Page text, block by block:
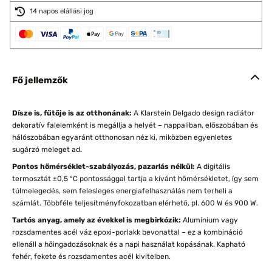
14 napos elállási jog
Fő jellemzők
Dísze is, fűtője is az otthonának: A Klarstein Delgado design radiátor
dekoratív falelemként is megállja a helyét – nappaliban, előszobában és
hálószobában egyaránt otthonosan néz ki, miközben egyenletes
sugárzó meleget ad.
Pontos hőmérséklet-szabályozás, pazarlás nélkül: A digitális
termosztát ±0,5 °C pontossággal tartja a kívánt hőmérsékletet, így sem
túlmelegedés, sem felesleges energiafelhasználás nem terheli a
számlát. Többféle teljesítményfokozatban elérhető, pl. 600 W és 900 W.
Tartós anyag, amely az évekkel is megbirkózik: Alumínium vagy
rozsdamentes acél váz epoxi-porlakk bevonattal – ez a kombináció
ellenáll a hőingadozásoknak és a napi használat kopásának. Kapható
fehér, fekete és rozsdamentes acél kivitelben.